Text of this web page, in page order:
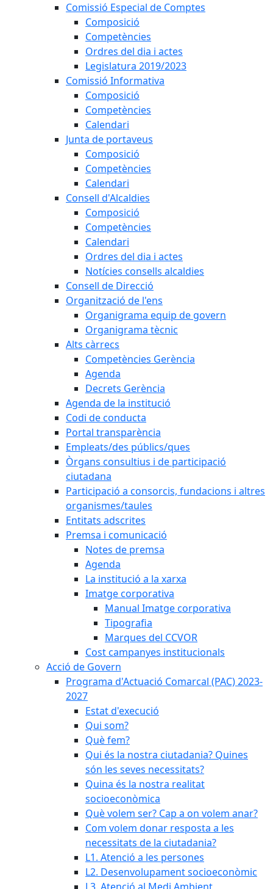
Comissió Especial de Comptes
Composició
Competències
Ordres del dia i actes
Legislatura 2019/2023
Comissió Informativa
Composició
Competències
Calendari
Junta de portaveus
Composició
Competències
Calendari
Consell d'Alcaldies
Composició
Competències
Calendari
Ordres del dia i actes
Notícies consells alcaldies
Consell de Direcció
Organització de l'ens
Organigrama equip de govern
Organigrama tècnic
Alts càrrecs
Competències Gerència
Agenda
Decrets Gerència
Agenda de la institució
Codi de conducta
Portal transparència
Empleats/des públics/ques
Òrgans consultius i de participació
ciutadana
Participació a consorcis, fundacions i altres
organismes/taules
Entitats adscrites
Premsa i comunicació
Notes de premsa
Agenda
La institució a la xarxa
Imatge corporativa
Manual Imatge corporativa
Tipografia
Marques del CCVOR
Cost campanyes institucionals
Acció de Govern
Programa d'Actuació Comarcal (PAC) 2023-
2027
Estat d'execució
Qui som?
Què fem?
Qui és la nostra ciutadania? Quines
són les seves necessitats?
Quina és la nostra realitat
socioeconòmica
Què volem ser? Cap a on volem anar?
Com volem donar resposta a les
necessitats de la ciutadania?
L1. Atenció a les persones
L2. Desenvolupament socioeconòmic